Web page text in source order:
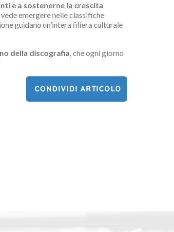
e a sostenerne la crescita
vede emergere nelle classifiche
guidano un’intera filiera culturale
della discografia, che ogni giorno
CONDIVIDI ARTICOLO